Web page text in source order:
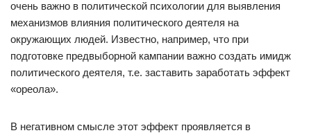
очень важно в политической психологии для выявления
механизмов влияния политического деятеля на
окружающих людей. Известно, например, что при
подготовке предвыборной кампании важно создать имидж
политического деятеля, т.е. заставить заработать эффект
«ореола».
В негативном смысле этот эффект проявляется в